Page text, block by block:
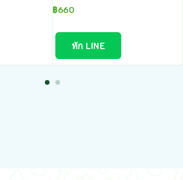
฿660
ทัก LINE